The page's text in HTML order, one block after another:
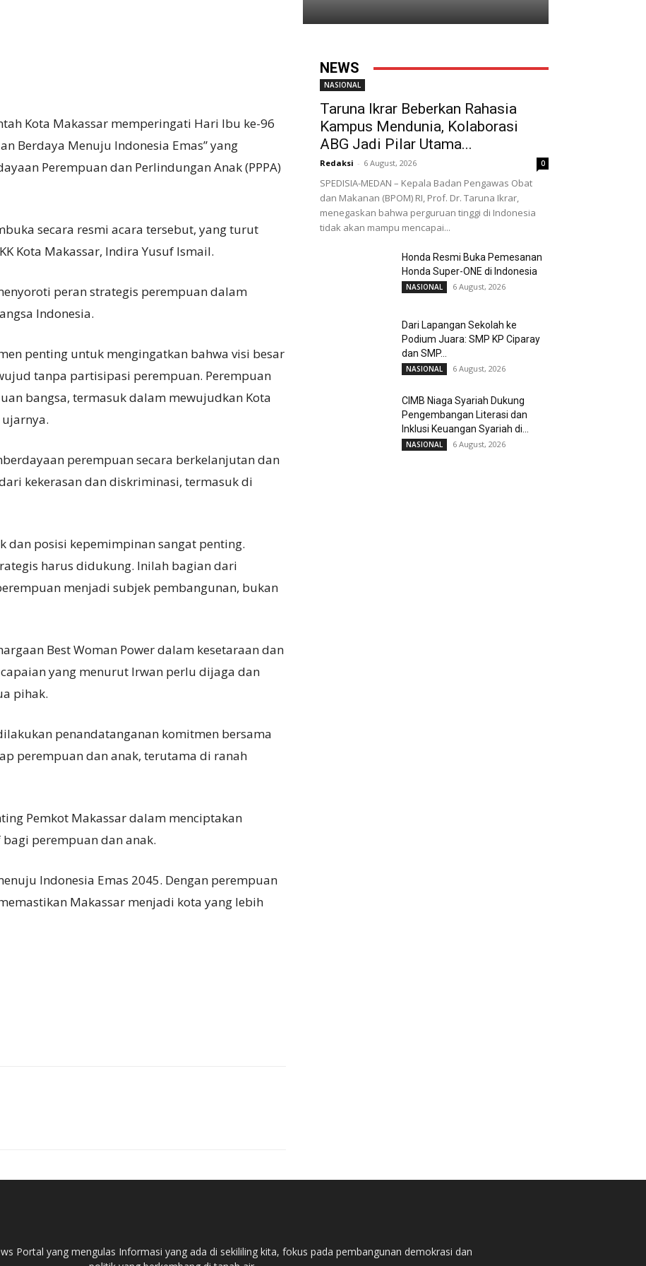
Kota Makassar memperingati Hari Ibu ke-96
Berdaya Menuju Indonesia Emas” yang
Perempuan dan Perlindungan Anak (PPPA)
secara resmi acara tersebut, yang turut
Kota Makassar, Indira Yusuf Ismail.
peran strategis perempuan dalam
Indonesia.
penting untuk mengingatkan bahwa visi besar
tanpa partisipasi perempuan. Perempuan
bangsa, termasuk dalam mewujudkan Kota
perempuan secara berkelanjutan dan
kekerasan dan diskriminasi, termasuk di
dan posisi kepemimpinan sangat penting.
harus didukung. Inilah bagian dari
menjadi subjek pembangunan, bukan
Best Woman Power dalam kesetaraan dan
yang menurut Irwan perlu dijaga dan
pihak.
penandatanganan komitmen bersama
perempuan dan anak, terutama di ranah
Pemkot Makassar dalam menciptakan
perempuan dan anak.
Indonesia Emas 2045. Dengan perempuan
Makassar menjadi kota yang lebih
NEWS
NASIONAL
Taruna Ikrar Beberkan Rahasia
Kampus Mendunia, Kolaborasi
ABG Jadi Pilar Utama...
Redaksi - 6 August, 2026 0
SPEDISIA-MEDAN – Kepala Badan Pengawas Obat
dan Makanan (BPOM) RI, Prof. Dr. Taruna Ikrar,
menegaskan bahwa perguruan tinggi di Indonesia
tidak akan mampu mencapai...
Honda Resmi Buka Pemesanan
Honda Super-ONE di Indonesia
NASIONAL 6 August, 2026
Dari Lapangan Sekolah ke
Podium Juara: SMP KP Ciparay
dan SMP...
NASIONAL 6 August, 2026
CIMB Niaga Syariah Dukung
Pengembangan Literasi dan
Inklusi Keuangan Syariah di...
NASIONAL 6 August, 2026
Portal yang mengulas Informasi yang ada di sekililing kita, fokus pada pembangunan demokrasi dan